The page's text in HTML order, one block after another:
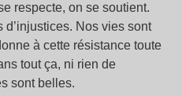
respecte, on se soutient.
d’injustices. Nos vies sont
à cette résistance toute
tout ça, ni rien de
sont belles.